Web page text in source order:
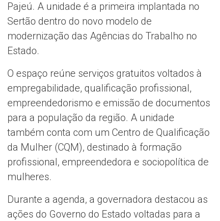
Pajeú. A unidade é a primeira implantada no
Sertão dentro do novo modelo de
modernização das Agências do Trabalho no
Estado.
O espaço reúne serviços gratuitos voltados à
empregabilidade, qualificação profissional,
empreendedorismo e emissão de documentos
para a população da região. A unidade
também conta com um Centro de Qualificação
da Mulher (CQM), destinado à formação
profissional, empreendedora e sociopolítica de
mulheres.
Durante a agenda, a governadora destacou as
ações do Governo do Estado voltadas para a